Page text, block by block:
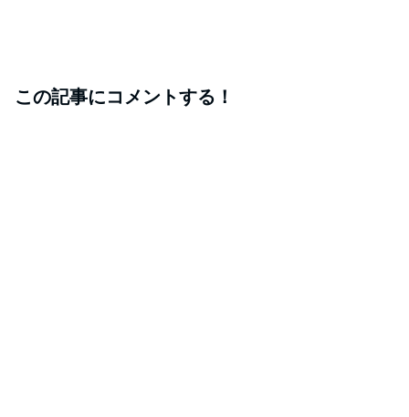
この記事にコメントする！